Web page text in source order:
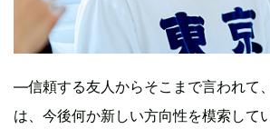
―信頼する友人からそこまで言われて
は、今後何か新しい方向性を模索して